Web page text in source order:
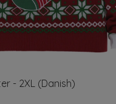
- 2XL (Danish)